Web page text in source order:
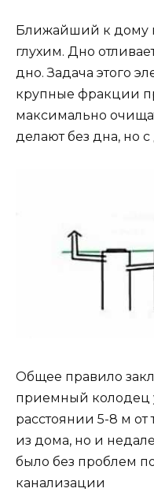
Ближайший к дому
глухим. Дно
дно. Задача этого
крупные фракции
максимально
делают без дна, но
Общее правило
приемный колодец
расстоянии 5-8 м от
из дома, но и
было без проблем
канализации